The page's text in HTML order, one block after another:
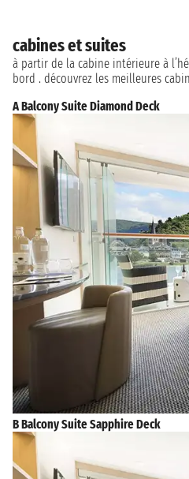
cabines et suites
à partir de la cabine intérieure à
bord . découvrez les meilleures
A Balcony Suite Diamond Deck
B Balcony Suite Sapphire Deck